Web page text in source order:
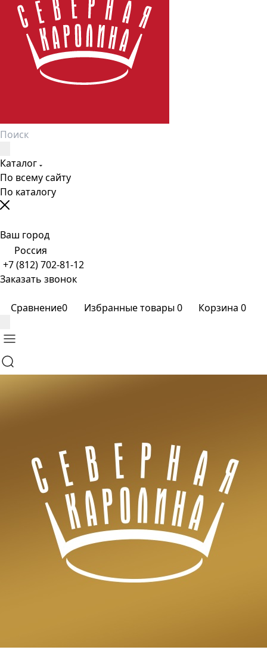
Каталог
По всему сайту
По каталогу
Ваш город
Россия
+7 (812) 702-81-12
Заказать звонок
Сравнение0 Избранные товары0 Корзина 0